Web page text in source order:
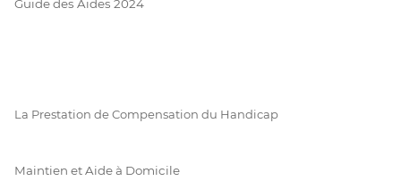
Guide des Aides 2024
La Prestation de Compensation du Handicap
Maintien et Aide à Domicile